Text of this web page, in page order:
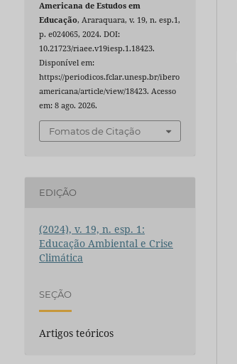
Americana de Estudos em
Educação, Araraquara, v. 19, n. esp.1,
p. e024065, 2024. DOI:
10.21723/riaee.v19iesp.1.18423.
Disponível em:
https://periodicos.fclar.unesp.br/ibero
americana/article/view/18423. Acesso
em: 8 ago. 2026.
Fomatos de Citação
EDIÇÃO
(2024), v. 19, n. esp. 1:
Educação Ambiental e Crise
Climática
SEÇÃO
Artigos teóricos